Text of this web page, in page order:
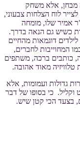
מבחן, אלא משחק
לוח הצלחות צבעוני,
אמיר שלו, מומחה
כשיש גם הנאה בדרך.
דוגמאות מהחיים
המחוייבות לחברים,
כותבים ברכה, משתפים
מאוד אהובה.
גדולות ועמומות, אלא
כי בסופו של דבר
בצעד הכי קטן שיש.